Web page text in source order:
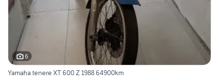
6
Yamaha tenere XT 600 Z 1988 64900km